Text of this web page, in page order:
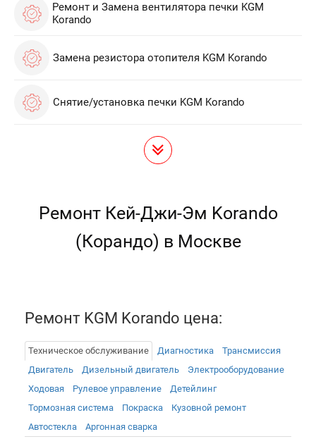
Ремонт и Замена вентилятора печки KGM
Korando
Замена резистора отопителя KGM Korando
Снятие/установка печки KGM Korando
Ремонт Кей-Джи-Эм Korando
(Корандо) в Москве
Ремонт KGM Korando цена:
Техническое обслуживание Диагностика
Трансмиссия
Двигатель
Дизельный двигатель
Электрооборудованиe
Ходовая
Рулевое управление
Детейлинг
Тормозная система
Покраска
Кузовной ремонт
Автостекла
Аргонная сварка